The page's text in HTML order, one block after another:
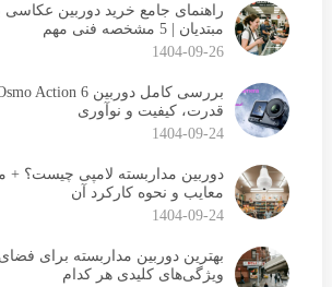
راهنمای جامع خرید دوربین عکاسی
مبتدیان | 5 مشخصه فنی مهم
1404-09-26
قدرت، کیفیت و نوآوری
1404-09-24
دوربین مداربسته لامپی چیست؟ +
معایب و نحوه کارکرد آن
1404-09-24
بهترین دوربین مداربسته برای
ویژگی‌های کلیدی هر کدام